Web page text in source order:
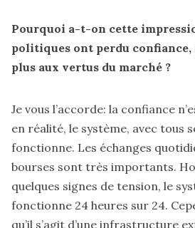
Pourquoi a-t-on cette
politiques ont perdu confiance,
plus aux vertus du marché ?
Je vous l’accorde: la confiance
en réalité, le système, avec tous
fonctionne. Les échanges
bourses sont très importants.
quelques signes de tension, le
fonctionne 24 heures sur 24.
qu’il s’agit d’une infrastructure